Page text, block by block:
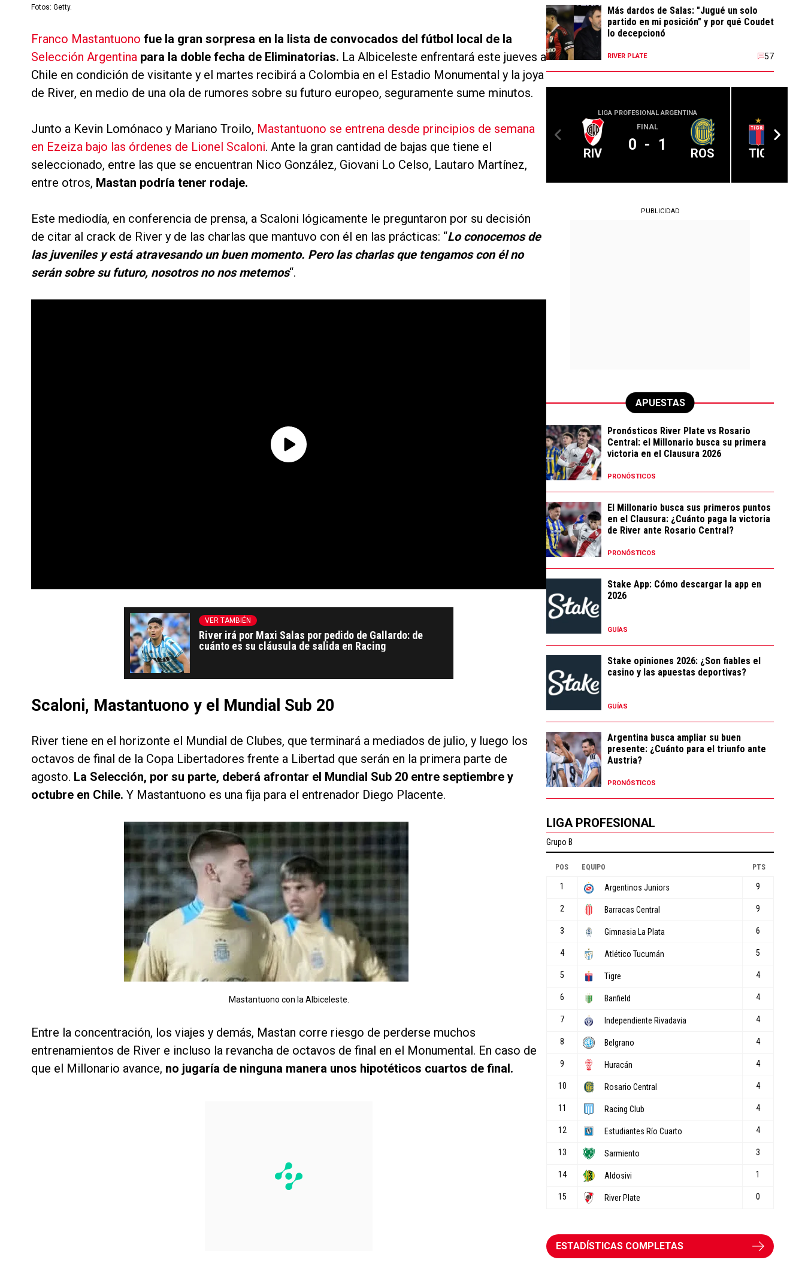
Fotos: Getty.
Franco Mastantuono fue la gran sorpresa en la lista de convocados del fútbol local de la
Selección Argentina para la doble fecha de Eliminatorias. La Albiceleste enfrentará este jueves a
Chile en condición de visitante y el martes recibirá a Colombia en el Estadio Monumental y la joya
de River, en medio de una ola de rumores sobre su futuro europeo, seguramente sume minutos.
Junto a Kevin Lomónaco y Mariano Troilo, Mastantuono se entrena desde principios de semana
en Ezeiza bajo las órdenes de Lionel Scaloni. Ante la gran cantidad de bajas que tiene el
seleccionado, entre las que se encuentran Nico González, Giovani Lo Celso, Lautaro Martínez,
entre otros, Mastan podría tener rodaje.
Este mediodía, en conferencia de prensa, a Scaloni lógicamente le preguntaron por su decisión
de citar al crack de River y de las charlas que mantuvo con él en las prácticas: “Lo conocemos de
las juveniles y está atravesando un buen momento. Pero las charlas que tengamos con él no
serán sobre su futuro, nosotros no nos metemos“.
VER TAMBIÉN
River irá por Maxi Salas por pedido de Gallardo: de
cuánto es su cláusula de salida en Racing
Scaloni, Mastantuono y el Mundial Sub 20
River tiene en el horizonte el Mundial de Clubes, que terminará a mediados de julio, y luego los
octavos de final de la Copa Libertadores frente a Libertad que serán en la primera parte de
agosto. La Selección, por su parte, deberá afrontar el Mundial Sub 20 entre septiembre y
octubre en Chile. Y Mastantuono es una fija para el entrenador Diego Placente.
Mastantuono con la Albiceleste.
Entre la concentración, los viajes y demás, Mastan corre riesgo de perderse muchos
entrenamientos de River e incluso la revancha de octavos de final en el Monumental. En caso de
que el Millonario avance, no jugaría de ninguna manera unos hipotéticos cuartos de final.
Más dardos de Salas: "Jugué un solo
partido en mi posición" y por qué Coudet
lo decepcionó
RIVER PLATE 57
LIGA PROFESIONAL ARGENTINA
RIV
FINAL
0 - 1 ROS TIG
PUBLICIDAD
APUESTAS
Pronósticos River Plate vs Rosario
Central: el Millonario busca su primera
victoria en el Clausura 2026
PRONÓSTICOS
El Millonario busca sus primeros puntos
en el Clausura: ¿Cuánto paga la victoria
de River ante Rosario Central?
PRONÓSTICOS
Stake App: Cómo descargar la app en
2026
GUÍAS
Stake opiniones 2026: ¿Son fiables el
casino y las apuestas deportivas?
GUÍAS
Argentina busca ampliar su buen
presente: ¿Cuánto para el triunfo ante
Austria?
PRONÓSTICOS
LIGA PROFESIONAL
ESTADÍSTICAS COMPLETAS